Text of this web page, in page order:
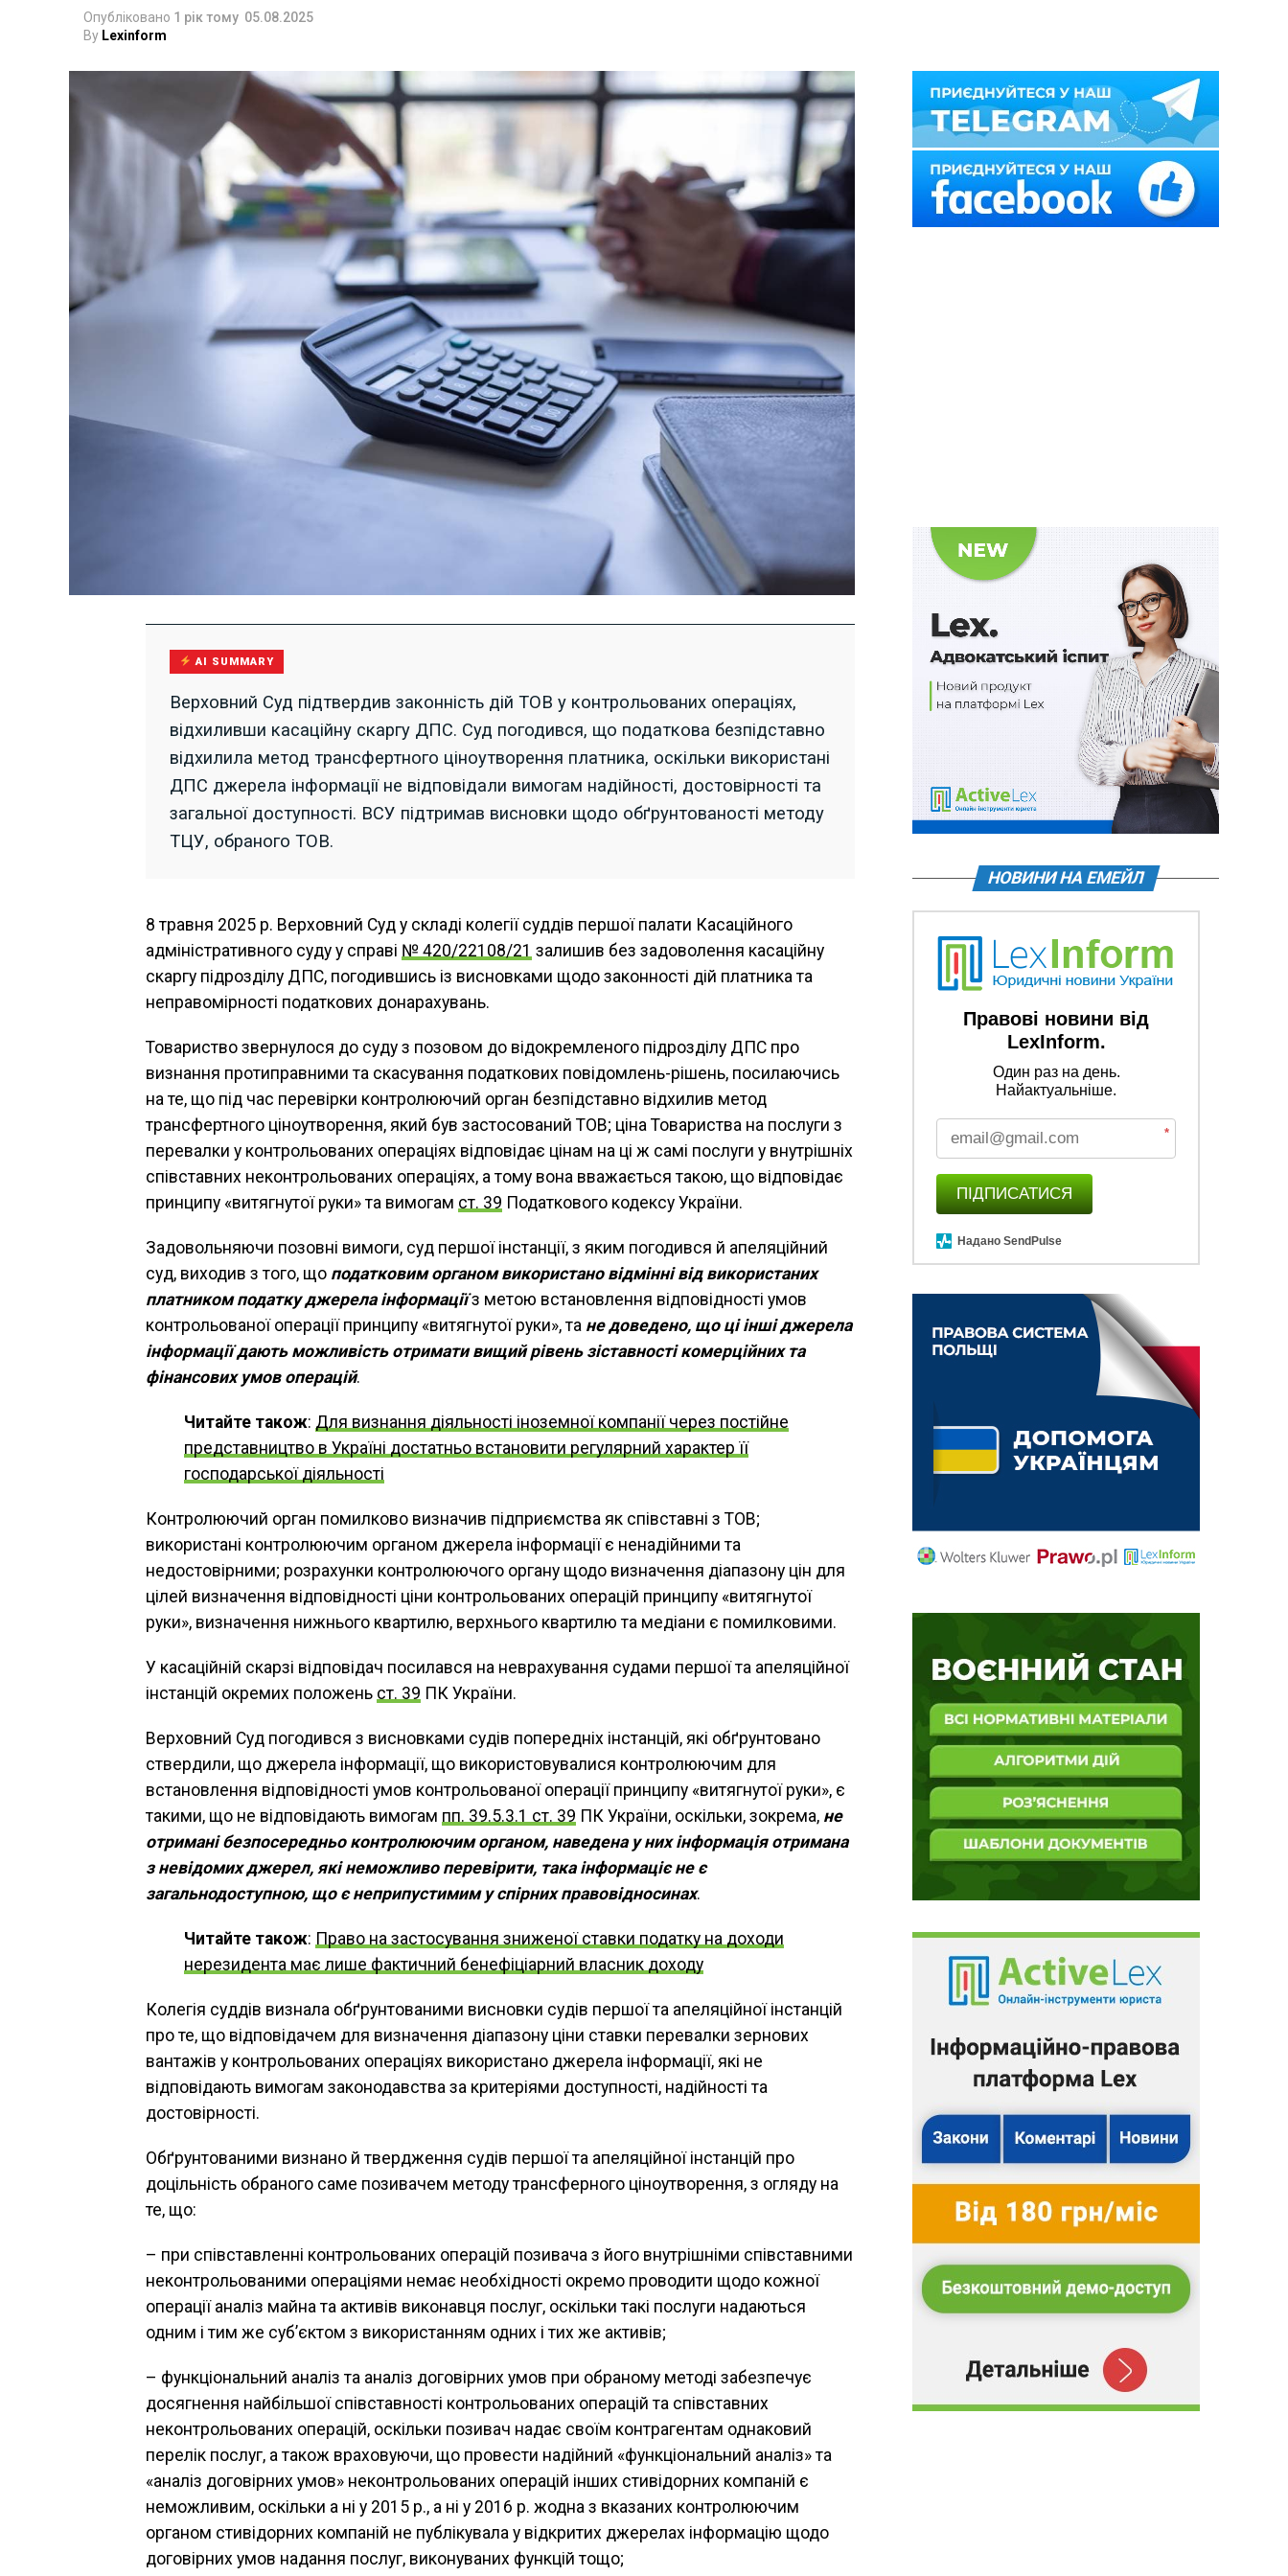
Опубліковано 1 рік тому 05.08.2025
By Lexinform
AI SUMMARY
Верховний Суд підтвердив законність дій ТОВ у контрольованих операціях,
відхиливши касаційну скаргу ДПС. Суд погодився, що податкова безпідставно
відхилила метод трансфертного ціноутворення платника, оскільки використані
ДПС джерела інформації не відповідали вимогам надійності, достовірності та
загальної доступності. ВСУ підтримав висновки щодо обґрунтованості методу
ТЦУ, обраного ТОВ.
8 травня 2025 р. Верховний Суд у складі колегії суддів першої палати Касаційного
адміністративного суду у справі № 420/22108/21 залишив без задоволення касаційну
скаргу підрозділу ДПС, погодившись із висновками щодо законності дій платника та
неправомірності податкових донарахувань.
Товариство звернулося до суду з позовом до відокремленого підрозділу ДПС про
визнання протиправними та скасування податкових повідомлень-рішень, посилаючись
на те, що під час перевірки контролюючий орган безпідставно відхилив метод
трансфертного ціноутворення, який був застосований ТОВ; ціна Товариства на послуги з
перевалки у контрольованих операціях відповідає цінам на ці ж самі послуги у внутрішніх
співставних неконтрольованих операціях, а тому вона вважається такою, що відповідає
принципу «витягнутої руки» та вимогам ст. 39 Податкового кодексу України.
Задовольняючи позовні вимоги, суд першої інстанції, з яким погодився й апеляційний
суд, виходив з того, що податковим органом використано відмінні від використаних
платником податку джерела інформаціїз метою встановлення відповідності умов
контрольованої операції принципу «витягнутої руки», та не доведено, що ці інші джерела
інформації дають можливість отримати вищий рівень зіставності комерційних та
фінансових умов операцій.
Читайте також: Для визнання діяльності іноземної компанії через постійне
представництво в Україні достатньо встановити регулярний характер її
господарської діяльності
Контролюючий орган помилково визначив підприємства як співставні з ТОВ;
використані контролюючим органом джерела інформації є ненадійними та
недостовірними; розрахунки контролюючого органу щодо визначення діапазону цін для
цілей визначення відповідності ціни контрольованих операцій принципу «витягнутої
руки», визначення нижнього квартилю, верхнього квартилю та медіани є помилковими.
У касаційній скарзі відповідач посилався на неврахування судами першої та апеляційної
інстанцій окремих положень ст. 39 ПК України.
Верховний Суд погодився з висновками судів попередніх інстанцій, які обґрунтовано
ствердили, що джерела інформації, що використовувалися контролюючим для
встановлення відповідності умов контрольованої операції принципу «витягнутої руки», є
такими, що не відповідають вимогам пп. 39.5.3.1 ст. 39 ПК України, оскільки, зокрема, не
отримані безпосередньо контролюючим органом, наведена у них інформація отримана
з невідомих джерел, які неможливо перевірити, така інформаціє не є
загальнодоступною, що є неприпустимим у спірних правовідносинах.
Читайте також: Право на застосування зниженої ставки податку на доходи
нерезидента має лише фактичний бенефіціарний власник доходу
Колегія суддів визнала обґрунтованими висновки судів першої та апеляційної інстанцій
про те, що відповідачем для визначення діапазону ціни ставки перевалки зернових
вантажів у контрольованих операціях використано джерела інформації, які не
відповідають вимогам законодавства за критеріями доступності, надійності та
достовірності.
Обґрунтованими визнано й твердження судів першої та апеляційної інстанцій про
доцільність обраного саме позивачем методу трансферного ціноутворення, з огляду на
те, що:
– при співставленні контрольованих операцій позивача з його внутрішніми співставними
неконтрольованими операціями немає необхідності окремо проводити щодо кожної
операції аналіз майна та активів виконавця послуг, оскільки такі послуги надаються
одним і тим же суб’єктом з використанням одних і тих же активів;
– функціональний аналіз та аналіз договірних умов при обраному методі забезпечує
досягнення найбільшої співставності контрольованих операцій та співставних
неконтрольованих операцій, оскільки позивач надає своїм контрагентам однаковий
перелік послуг, а також враховуючи, що провести надійний «функціональний аналіз» та
«аналіз договірних умов» неконтрольованих операцій інших стивідорних компаній є
неможливим, оскільки а ні у 2015 р., а ні у 2016 р. жодна з вказаних контролюючим
органом стивідорних компаній не публікувала у відкритих джерелах інформацію щодо
договірних умов надання послуг, виконуваних функцій тощо;
НОВИНИ НА ЕМЕЙЛ
Правові новини від
LexInform.
Один раз на день.
Найактуальніше.
*
ПІДПИСАТИСЯ
Надано SendPulse